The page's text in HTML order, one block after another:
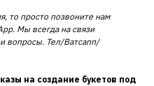
то просто позвоните нам
Мы всегда на связи
вопросы. Тел/Ватсапп/
на создание букетов под